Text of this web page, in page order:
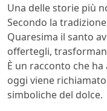
Una delle storie più
Secondo la
Quaresima il santo
offertegli,
È un racconto che
oggi viene
simboliche del dolce.